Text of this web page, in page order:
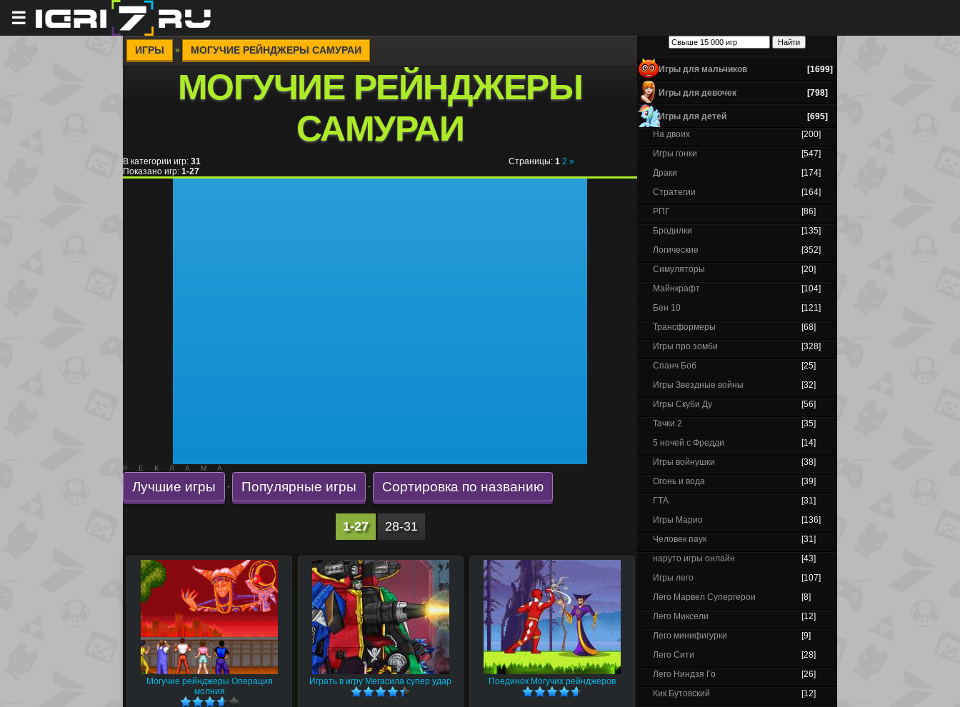
☰
ИГРЫ » МОГУЧИЕ РЕЙНДЖЕРЫ САМУРАИ
МОГУЧИЕ РЕЙНДЖЕРЫ
САМУРАИ
В категории игр: 31
Показано игр: 1-27
Страницы: 1 2 »
РЕКЛАМА
Лучшие игры · Популярные игры · Сортировка по названию
1-27 28-31
Могучие рейнджеры Операция
молния
Играть в игру Мегасила супер удар Поединок Могучих рейнджеров
Игры для мальчиков [1699]
Игры для девочек [798]
Игры для детей
[695]
На двоих
[200]
Игры гонки
[547]
Драки
[174]
Стратегии
[164]
РПГ
[86]
Бродилки
[135]
Логические
[352]
Симуляторы
[20]
Майнкрафт
[104]
Бен 10
[121]
Трансформеры
[68]
Игры про зомби
[328]
Спанч Боб
[25]
Игры Звездные войны
[32]
Игры Скуби Ду
[56]
Тачки 2
[35]
5 ночей с Фредди
[14]
Игры войнушки
[38]
Огонь и вода
[39]
ГТА
[31]
Игры Марио
[136]
Человек паук
[31]
наруто игры онлайн
[43]
Игры лего
[107]
Лего Марвел Супергерои
[8]
Лего Миксели
[12]
Лего минифигурки
[9]
Лего Сити
[28]
Лего Ниндзя Го
[26]
Кик Бутовский
[12]